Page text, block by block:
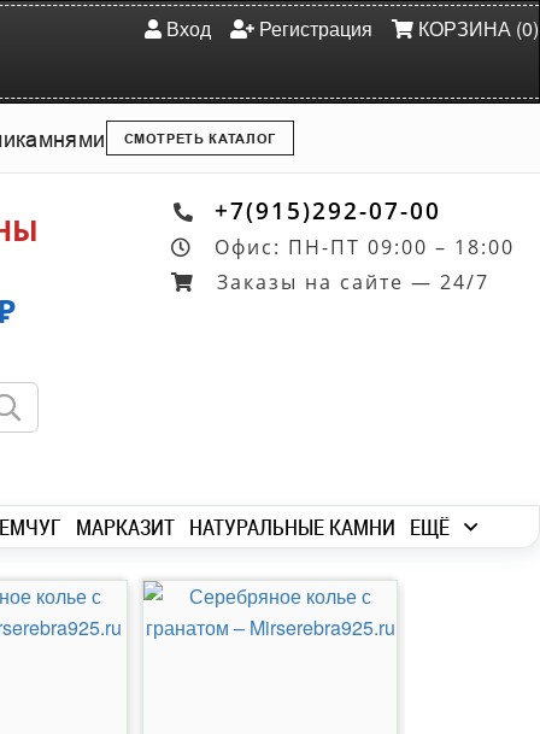
Вход Регистрация КОРЗИНА (0)
камнями СМОТРЕТЬ КАТАЛОГ
+7(915)292-07-00
Офис: ПН-ПТ 09:00 – 18:00
Заказы на сайте — 24/7
МАРКАЗИТ НАТУРАЛЬНЫЕ КАМНИ ЕЩЁ